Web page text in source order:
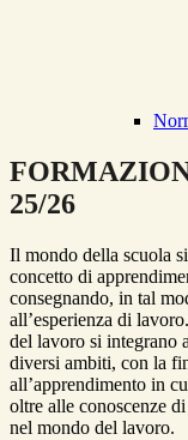
25/26
Il mondo della scuola
concetto di
consegnando, in tal
all’esperienza di
del lavoro si integrano
diversi ambiti, con la
all’apprendimento in
oltre alle conoscenze
nel mondo del lavoro.